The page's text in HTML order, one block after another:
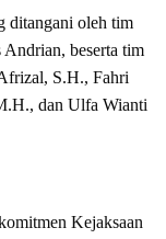
ditangani oleh tim
beserta tim
S.H., Fahri
dan Ulfa Wianti
Kejaksaan